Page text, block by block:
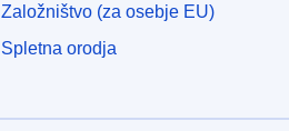
Založništvo (za osebje EU)
Spletna orodja